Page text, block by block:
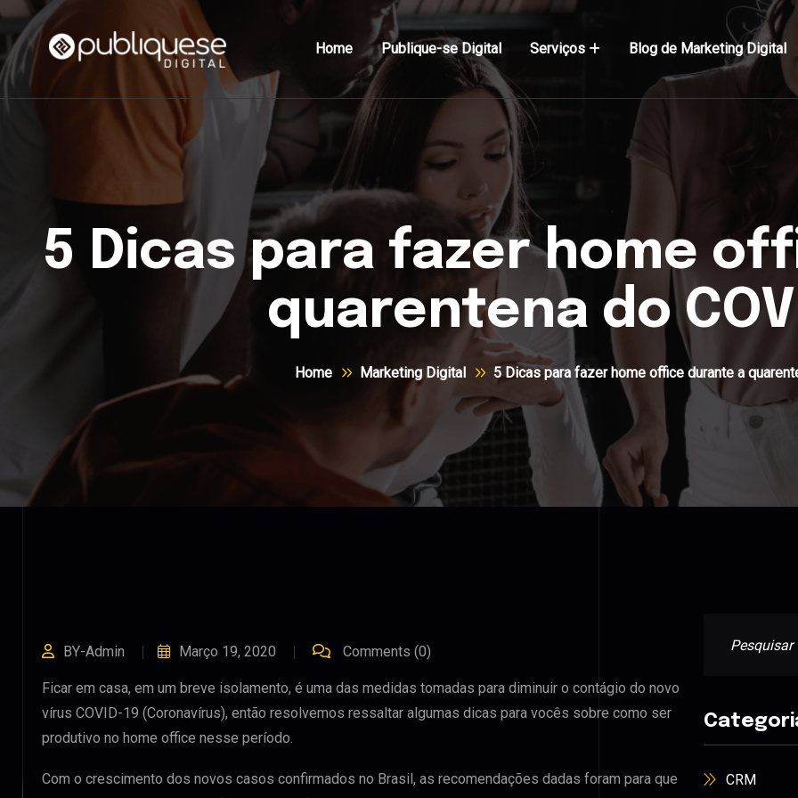
Home Publique-se Digital Serviços Blog de Marketing Digital
5 Dicas para fazer home
quarentena do
Home Marketing Digital 5 Dicas para fazer home office durante a
BY-Admin Março 19, 2020 Comments (0)
Ficar em casa, em um breve isolamento, é uma das medidas tomadas para diminuir o contágio do novo
vírus COVID-19 (Coronavírus), então resolvemos ressaltar algumas dicas para vocês sobre como ser
produtivo no home office nesse período.
Com o crescimento dos novos casos confirmados no Brasil, as recomendações dadas foram para que
CRM